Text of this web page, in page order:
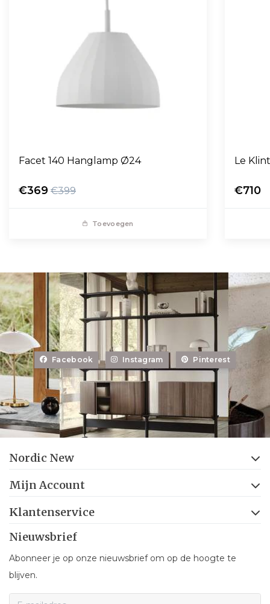
Facet 140 Hanglamp Ø24
€369 €399
Toevoegen
Le
€710
Facebook Instagram Pinterest
Nordic New
Mijn Account
Klantenservice
Nieuwsbrief
Abonneer je op onze nieuwsbrief om op de hoogte te
blijven.